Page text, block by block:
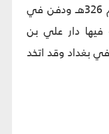
هـودفن في
فيها دار علي بن
بغداد وقد اتخد